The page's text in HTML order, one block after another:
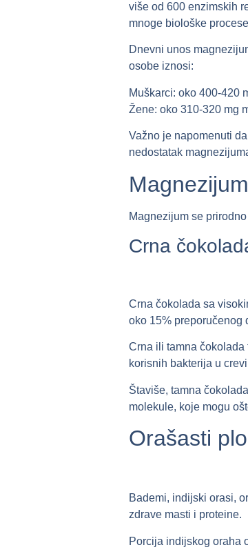
više od 600 enzimskih
mnoge biološke
Dnevni unos
osobe iznosi:
Muškarci: oko 400-420
Žene: oko 310-320 mg
Važno je napomenuti
nedostatak
Magnezijum se
Crna
Crna čokolada sa
oko 15% preporučenog
Crna ili tamna
korisnih bakterija u
Štaviše, tamna
molekule, koje mogu
Orašasti
Bademi, indijski orasi,
zdrave masti i proteine.
Porcija indijskog oraha